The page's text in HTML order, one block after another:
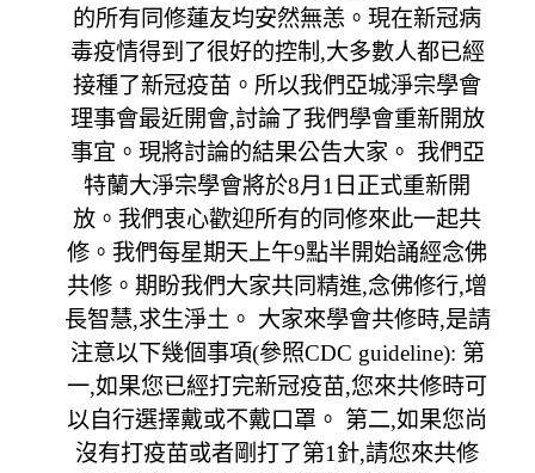
的所有同修蓮友均安然無恙。現在新冠病
毒疫情得到了很好的控制,大多數人都已經
接種了新冠疫苗。所以我們亞城淨宗學會
理事會最近開會,討論了我們學會重新開放
事宜。現將討論的結果公告大家。 我們亞
特蘭大淨宗學會將於8月1日正式重新開
放。我們衷心歡迎所有的同修來此一起共
修。我們每星期天上午9點半開始誦經念佛
共修。期盼我們大家共同精進,念佛修行,增
長智慧,求生淨土。 大家來學會共修時,是請
注意以下幾個事項(參照CDC guideline): 第
一,如果您已經打完新冠疫苗,您來共修時可
以自行選擇戴或不戴口罩。 第二,如果您尚
沒有打疫苗或者剛打了第1針,請您來共修